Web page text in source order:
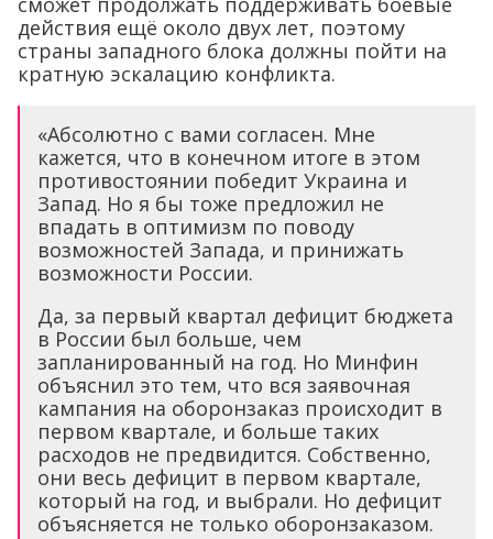
действия ещё около двух лет, поэтому
страны западного блока должны пойти на
кратную эскалацию конфликта.
«Абсолютно с вами согласен. Мне
кажется, что в конечном итоге в этом
противостоянии победит Украина и
Запад. Но я бы тоже предложил не
впадать в оптимизм по поводу
возможностей Запада, и принижать
возможности России.
Да, за первый квартал дефицит бюджета
в России был больше, чем
запланированный на год. Но Минфин
объяснил это тем, что вся заявочная
кампания на оборонзаказ происходит в
первом квартале, и больше таких
расходов не предвидится. Собственно,
они весь дефицит в первом квартале,
который на год, и выбрали. Но дефицит
объясняется не только оборонзаказом.